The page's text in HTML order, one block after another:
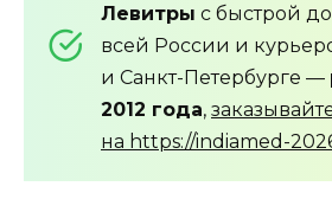
Левитры с быстрой
всей России и
и Санкт-Петербурге —
2012 года,
на https://indiamed-